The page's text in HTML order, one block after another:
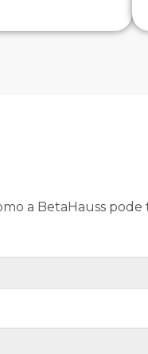
a BetaHauss